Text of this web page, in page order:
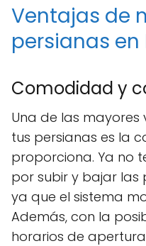
Ventajas de
persianas en
Comodidad y
Una de las
tus persianas es la
proporciona. Ya no
por subir y bajar las
ya que el sistema
Además, con la
horarios de